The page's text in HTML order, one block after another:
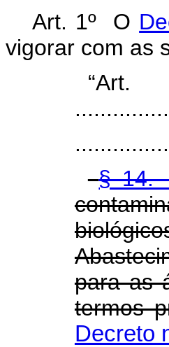
Art. 1º O
vigorar com as
§
para as
termos
Decreto